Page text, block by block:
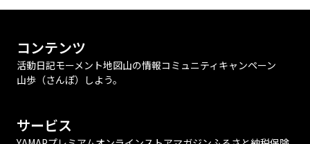
コンテンツ
活動日記モーメント地図山の情報コミュニティ キャンペーン
山歩（さんぽ）しよう。
サービス